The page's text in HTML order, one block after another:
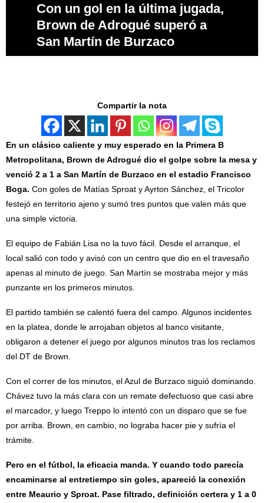
Con un gol en la última jugada,
Brown de Adrogué superó a
San Martín de Burzaco
Compartir la nota
En un clásico caliente y muy esperado en la Primera B
Metropolitana, Brown de Adrogué dio el golpe sobre la mesa y
venció 2 a 1 a San Martín de Burzaco en el estadio Francisco
Boga. Con goles de Matías Sproat y Ayrton Sánchez, el Tricolor
festejó en territorio ajeno y sumó tres puntos que valen más que
una simple victoria.
El equipo de Fabián Lisa no la tuvo fácil. Desde el arranque, el
local salió con todo y avisó con un centro que dio en el travesaño
apenas al minuto de juego. San Martín se mostraba mejor y más
punzante en los primeros minutos.
El partido también se calentó fuera del campo. Algunos incidentes
en la platea, donde le arrojaban objetos al banco visitante,
obligaron a detener el juego por algunos minutos tras los reclamos
del DT de Brown.
Con el correr de los minutos, el Azul de Burzaco siguió dominando.
Chávez tuvo la más clara con un remate defectuoso que casi abre
el marcador, y luego Treppo lo intentó con un disparo que se fue
por arriba. Brown, en cambio, no lograba hacer pie y sufría el
trámite.
Pero en el fútbol, la eficacia manda. Y cuando todo parecía
encaminarse al entretiempo sin goles, apareció la conexión
entre Meaurio y Sproat. Pase filtrado, definición certera y 1 a 0